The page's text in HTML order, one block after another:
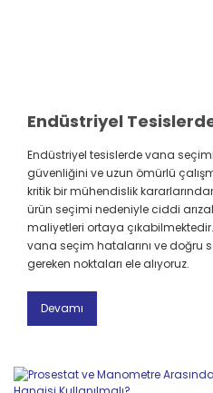
Endüstriyel tesislerde vana
güvenliğini ve uzun ömürlü
kritik bir mühendislik
ürün seçimi nedeniyle ciddi
maliyetleri ortaya çıkabilmektedir.
vana seçim hatalarını ve doğru
gereken noktaları ele alıyoruz.
Devamı